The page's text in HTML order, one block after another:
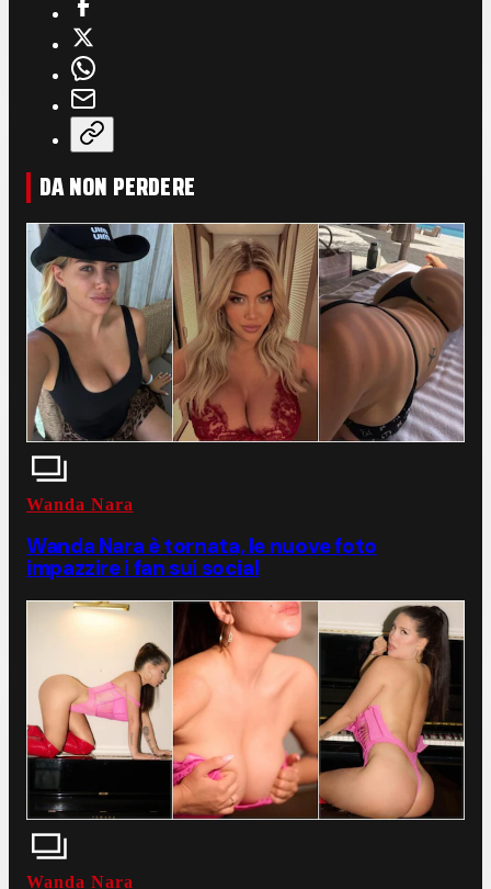
DA NON PERDERE
Wanda Nara
Wanda Nara è tornata, le nuove foto
impazzire i fan sui social
Wanda Nara